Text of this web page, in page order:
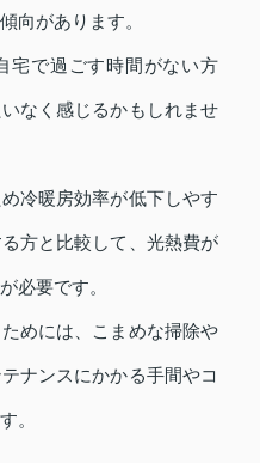
向があります。
宅で過ごす時間がない方
なく感じるかもしれませ
冷暖房効率が低下しやす
方と比較して、光熱費が
必要です。
めには、こまめな掃除や
ナンスにかかる手間やコ
。